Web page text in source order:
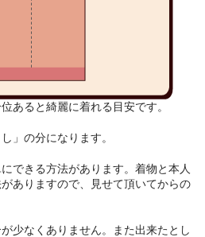
あると綺麗に着れる目安です。
」の分になります。
できる方法があります。着物と本人
ありますので、見せて頂いてからの
少なくありません。また出来たとし